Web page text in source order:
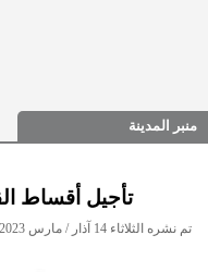
منبر المدينة
تأجيل أقساط
تم نشره الثلاثاء 14 آذار / مارس 2023 10:16 مساءً